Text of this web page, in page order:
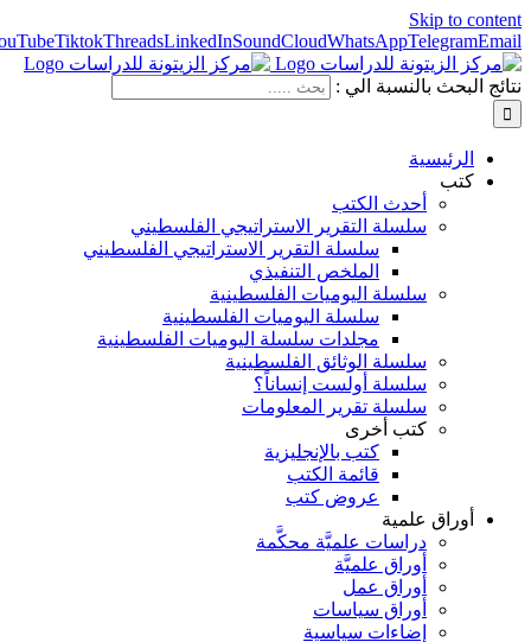
Skip to content
TiktokThreadsLinkedInSoundCloudWhatsAppTelegramEmail
نتائج البحث بالنسبة الي :
الرئيسية
كتب
أحدث الكتب
سلسلة التقرير الاستراتيجي الفلسطيني
سلسلة التقرير الاستراتيجي الفلسطيني
الملخص التنفيذي
سلسلة اليوميات الفلسطينية
سلسلة اليوميات الفلسطينية
مجلدات سلسلة اليوميات الفلسطينية
سلسلة الوثائق الفلسطينية
سلسلة أولست إنساناً؟
سلسلة تقرير المعلومات
كتب أخرى
كتب بالإنجليزية
قائمة الكتب
عروض كتب
أوراق علمية
دراسات علميَّة محكَّمة
أوراق علميَّة
أوراق عمل
أوراق سياسات
إضاءات سياسية